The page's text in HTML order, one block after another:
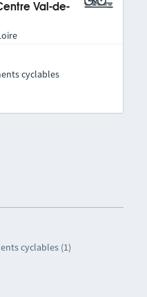
cyclables (1)
Val-de-
cyclables